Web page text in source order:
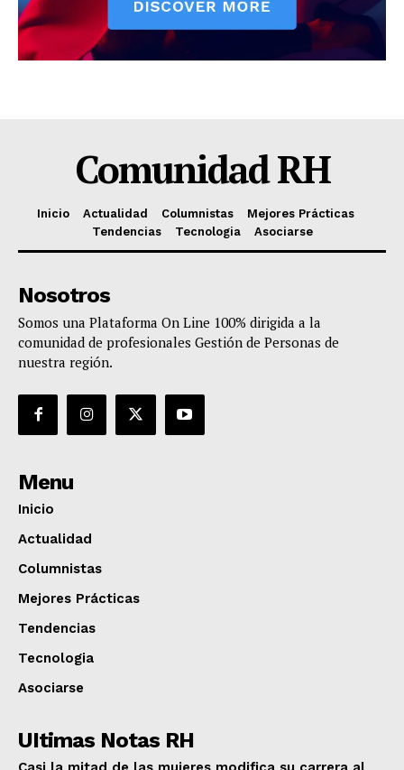
Comunidad RH
Inicio Actualidad Columnistas
Mejores Prácticas
Tendencias
Tecnologia Asociarse
Nosotros
Somos una Plataforma On Line 100% dirigida a la
comunidad de profesionales Gestión de Personas de
nuestra región.
Menu
Inicio
Actualidad
Columnistas
Mejores Prácticas
Tendencias
Tecnologia
Asociarse
UItimas Notas RH